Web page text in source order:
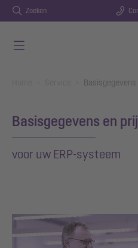
Zoeken
Basisgegevens en
voor uw ERP-systeem